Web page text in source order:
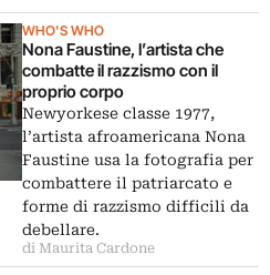
WHO'S WHO
Nona Faustine, l’artista che
combatte il razzismo con il
proprio corpo
Newyorkese classe 1977,
l’artista afroamericana Nona
Faustine usa la fotografia per
combattere il patriarcato e
forme di razzismo difficili da
debellare.
di Maurita Cardone